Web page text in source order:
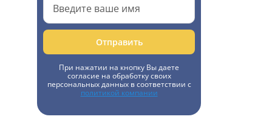
Отправить
При нажатии на кнопку Вы даете
согласие на обработку своих
персональных данных в соответствии с
политикой компании